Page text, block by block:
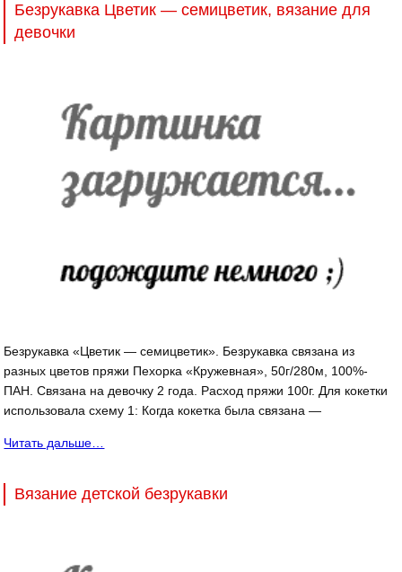
Безрукавка Цветик — семицветик, вязание для
девочки
Безрукавка «Цветик — семицветик». Безрукавка связана из
разных цветов пряжи Пехорка «Кружевная», 50г/280м, 100%-
ПАН. Связана на девочку 2 года. Расход пряжи 100г. Для кокетки
использовала схему 1: Когда кокетка была связана —
Читать дальше…
Вязание детской безрукавки